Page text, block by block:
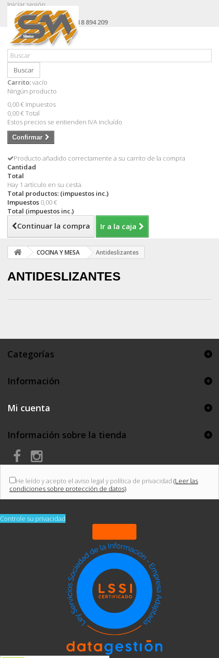
Iniciar sesión
Contacte con nosotros
Llámanos ahora:+34 618 894 209
Buscar
Carrito:vacío
Ningún producto
0,00 € Impuestos
0,00 €Total
Estos precios se entienden IVA incluído
Confirmar
Producto añadido correctamente a su carrito de la compra
Cantidad
Total
Hay 1 artículo en su cesta.
Total productos: (impuestos inc.)
Impuestos 0,00 €
Total (impuestos inc.)
Continuar la compra Ir a la caja
COCINA Y MESA Antideslizantes
ANTIDESLIZANTES
Categorías
Información
Mi cuenta
Información sobre la tienda
He leído y acepto el aviso legal y política de privacidad (Leer las
condiciones sobre protección de datos)
Controle su privacidad